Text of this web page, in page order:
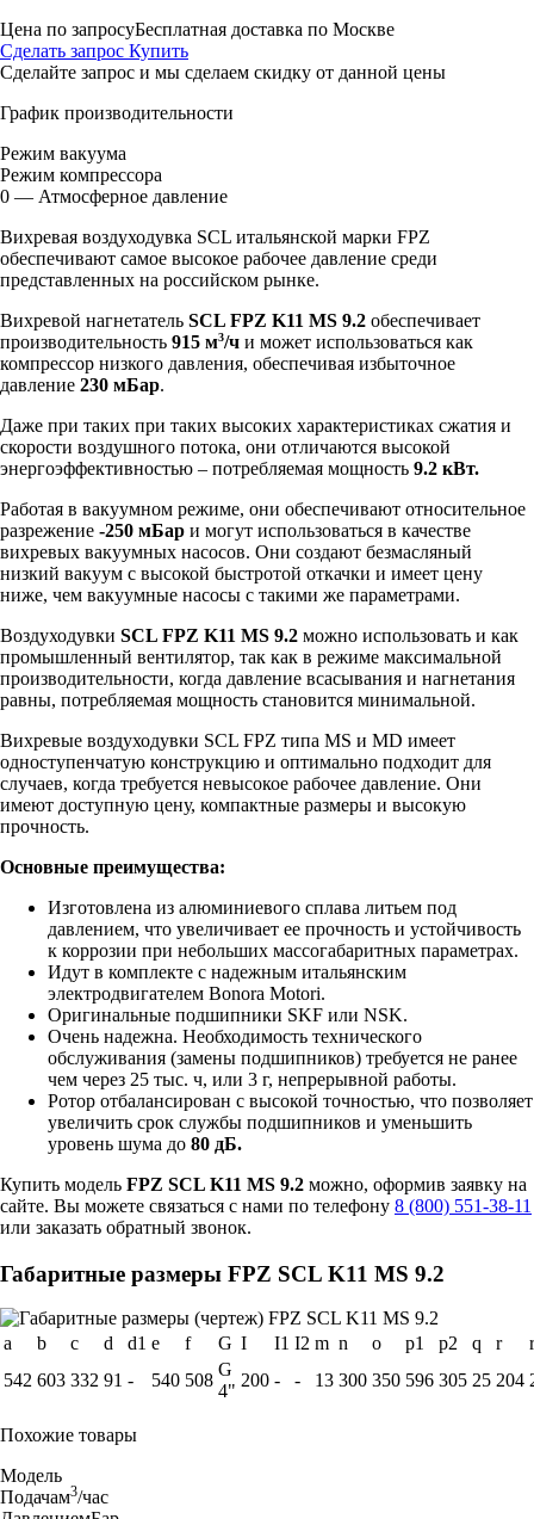
Цена по запросуБесплатная доставка по Москве
Сделать запрос Купить
Сделайте запрос и мы сделаем скидку от данной цены
График производительности
Режим вакуума
Режим компрессора
0 — Атмосферное давление
Вихревая воздуходувка SCL итальянской марки FPZ
обеспечивают самое высокое рабочее давление среди
представленных на российском рынке.
Вихревой нагнетатель SCL FPZ K11 MS 9.2 обеспечивает
производительность 915 м3/ч и может использоваться как
компрессор низкого давления, обеспечивая избыточное
давление 230 мБар.
Даже при таких при таких высоких характеристиках сжатия и
скорости воздушного потока, они отличаются высокой
энергоэффективностью – потребляемая мощность 9.2 кВт.
Работая в вакуумном режиме, они обеспечивают относительное
разрежение -250 мБар и могут использоваться в качестве
вихревых вакуумных насосов. Они создают безмасляный
низкий вакуум с высокой быстротой откачки и имеет цену
ниже, чем вакуумные насосы с такими же параметрами.
Воздуходувки SCL FPZ K11 MS 9.2 можно использовать и как
промышленный вентилятор, так как в режиме максимальной
производительности, когда давление всасывания и нагнетания
равны, потребляемая мощность становится минимальной.
Вихревые воздуходувки SCL FPZ типа MS и MD имеет
одноступенчатую конструкцию и оптимально подходит для
случаев, когда требуется невысокое рабочее давление. Они
имеют доступную цену, компактные размеры и высокую
прочность.
Основные преимущества:
Изготовлена из алюминиевого сплава литьем под
давлением, что увеличивает ее прочность и устойчивость
к коррозии при небольших массогабаритных параметрах.
Идут в комплекте с надежным итальянским
электродвигателем Bonora Motori.
Оригинальные подшипники SKF или NSK.
Очень надежна. Необходимость технического
обслуживания (замены подшипников) требуется не ранее
чем через 25 тыс. ч, или 3 г, непрерывной работы.
Ротор отбалансирован с высокой точностью, что позволяет
увеличить срок службы подшипников и уменьшить
уровень шума до 80 дБ.
Купить модель FPZ SCL K11 MS 9.2 можно, оформив заявку на
сайте. Вы можете связаться с нами по телефону 8 (800) 551-38-11
или заказать обратный звонок.
Габаритные размеры FPZ SCL K11 MS 9.2
a b c d d1 e f G I I1 I2 m n o p1 p2 q r
542 603 332 91 - 540 508
G
4"
200 - - 13 300 350 596 305 25 204
Похожие товары
Модель
Подачам3/час